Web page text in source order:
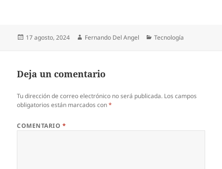
Publicado
17 agosto, 2024 Autor
Fernando Del Angel Categorías
Tecnología
Deja un comentario
Tu dirección de correo electrónico no será publicada. Los campos
obligatorios están marcados con*
COMENTARIO *